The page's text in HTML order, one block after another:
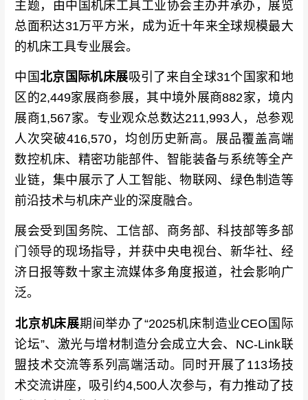
主题，由中国机床工具工业协会主办并承办，展览
总面积达31万平方米，成为近十年来全球规模最大
的机床工具专业展会。
中国北京国际机床展吸引了来自全球31个国家和地
区的2,449家展商参展，其中境外展商882家，境内
展商1,567家。专业观众总数达211,993人，总参观
人次突破416,570，均创历史新高。展品覆盖高端
数控机床、精密功能部件、智能装备与系统等全产
业链，集中展示了人工智能、物联网、绿色制造等
前沿技术与机床产业的深度融合。
展会受到国务院、工信部、商务部、科技部等多部
门领导的现场指导，并获中央电视台、新华社、经
济日报等数十家主流媒体多角度报道，社会影响广
泛。
北京机床展期间举办了“2025机床制造业CEO国际
论坛”、激光与增材制造分会成立大会、NC-Link联
盟技术交流等系列高端活动。同时开展了113场技
术交流讲座，吸引约4,500人次参与，有力推动了技